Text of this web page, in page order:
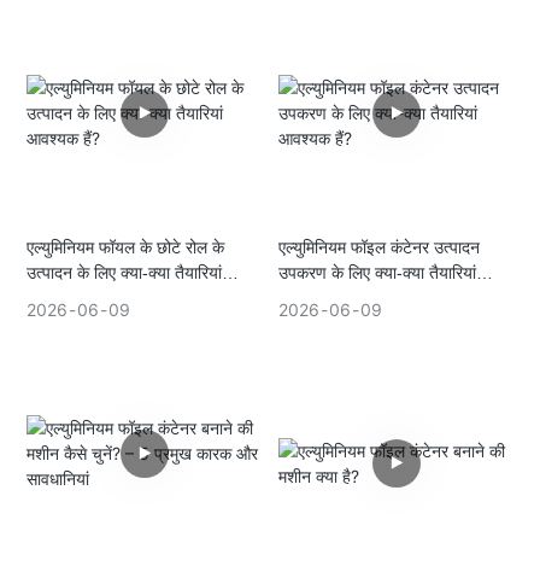
एल्युमिनियम फॉयल के छोटे रोल के
उत्पादन के लिए क्या-क्या तैयारियां
आवश्यक हैं?
2026 06 09
एल्युमिनियम फॉइल कंटेनर उत्पादन
उपकरण के लिए क्या-क्या तैयारियां
आवश्यक हैं?
2026 06 09